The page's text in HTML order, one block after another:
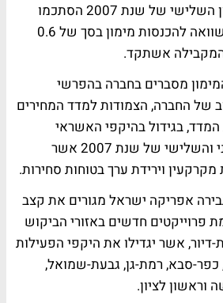
הוצאות המימון לרבעון השלישי של שנת 2007 הסתכמו
ב-8.8 מיליון שקל בהשוואה להכנסות מימון בסך של 0.6
אשתקד.
מסברים בחברה בהפרשי
של החברה, הצמודות למדד המחירים
בגידול בהיקפי האשראי
במהלך הרבעונים השני והשלישי של שנת 2007 אשר
וירידת ערך בטוחות סחירות.
שנת 2007 הגבירה אפריקה ישראל מגורים את קצב
פרוייקטים חדשים באזורי הביקוש
2,900 יחידות-דיור, אשר יגדילו את היקפי הפעילות
כפר-סבא, רמת-גן, גבעת-שמואל,
לציון.